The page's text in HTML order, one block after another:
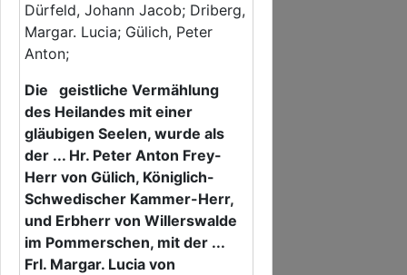
Dürfeld, Johann Jacob; Driberg,
Margar. Lucia; Gülich, Peter
Anton;
Die geistliche Vermählung
des Heilandes mit einer
gläubigen Seelen, wurde als
der ... Hr. Peter Anton Frey-
Herr von Gülich, Königlich-
Schwedischer Kammer-Herr,
und Erbherr von Willerswalde
im Pommerschen, mit der ...
Frl. Margar. Lucia von